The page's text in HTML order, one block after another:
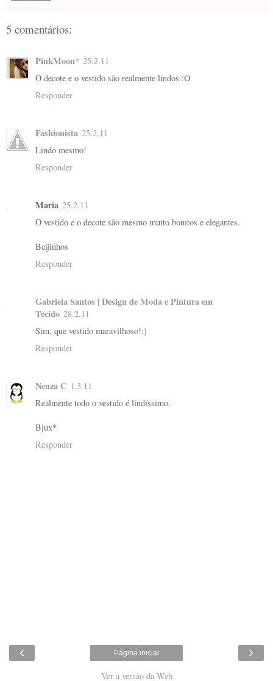
5 comentários:
PinkMoon* 25.2.11
O decote e o vestido são realmente lindos :O
Responder
Fashionista 25.2.11
Lindo mesmo!
Responder
Maria 25.2.11
O vestido e o decote são mesmo muito bonitos e elegantes.
Beijinhos
Responder
Gabriela Santos | Design de Moda e Pintura em
Tecido 28.2.11
Sim, que vestido maravilhoso!:)
Responder
Neuza C 1.3.11
Realmente todo o vestido é lindíssimo.
Bjux*
Responder
‹ ›
Página inicial
Ver a versão da Web